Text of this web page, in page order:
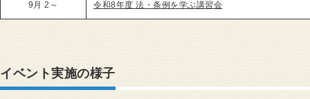
9月 2～ 令和8年度 法・条例を学ぶ講習会
イベント実施の様子